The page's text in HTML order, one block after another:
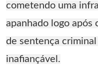
cometendo uma
apanhado logo
de sentença
inafiançável.